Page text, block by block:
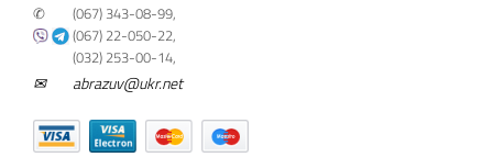
✆
(067) 343-08-99,
(067) 22-050-22,
(032) 253-00-14,
✉ abrazuv@ukr.net